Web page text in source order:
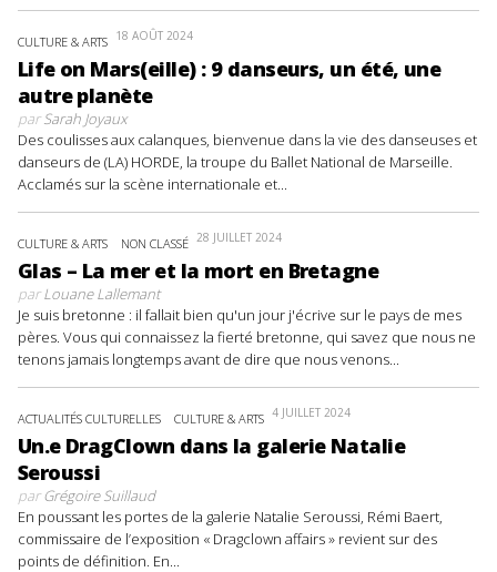
CULTURE & ARTS 18 AOÛT 2024
Life on Mars(eille) : 9 danseurs, un été, une
autre planète
parSarah Joyaux
Des coulisses aux calanques, bienvenue dans la vie des danseuses et
danseurs de (LA) HORDE, la troupe du Ballet National de Marseille.
Acclamés sur la scène internationale et...
CULTURE & ARTS NON CLASSÉ 28 JUILLET 2024
Glas – La mer et la mort en Bretagne
parLouane Lallemant
Je suis bretonne : il fallait bien qu'un jour j'écrive sur le pays de mes
pères. Vous qui connaissez la fierté bretonne, qui savez que nous ne
tenons jamais longtemps avant de dire que nous venons...
ACTUALITÉS CULTURELLES CULTURE & ARTS 4 JUILLET 2024
Un.e DragClown dans la galerie Natalie
Seroussi
parGrégoire Suillaud
En poussant les portes de la galerie Natalie Seroussi, Rémi Baert,
commissaire de l’exposition « Dragclown affairs » revient sur des
points de définition. En...